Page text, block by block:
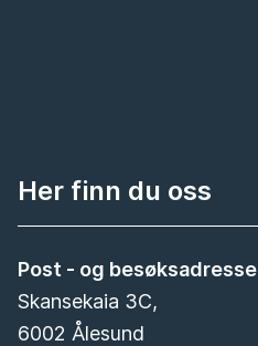
Her finn du oss
Post - og besøksadresse
Skansekaia 3C,
6002 Ålesund